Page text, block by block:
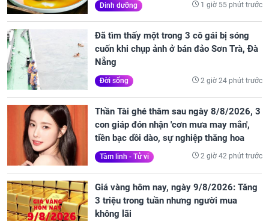
Dinh dưỡng 1 giờ 55 phút trước
Đã tìm thấy một trong 3 cô gái bị sóng
cuốn khi chụp ảnh ở bán đảo Sơn Trà, Đà
Nẵng
Đời sống 2 giờ 24 phút trước
Thần Tài ghé thăm sau ngày 8/8/2026, 3
con giáp đón nhận 'cơn mưa may mắn',
tiền bạc dồi dào, sự nghiệp thăng hoa
Tâm linh - Tử vi 2 giờ 42 phút trước
Giá vàng hôm nay, ngày 9/8/2026: Tăng
3 triệu trong tuần nhưng người mua
không lãi